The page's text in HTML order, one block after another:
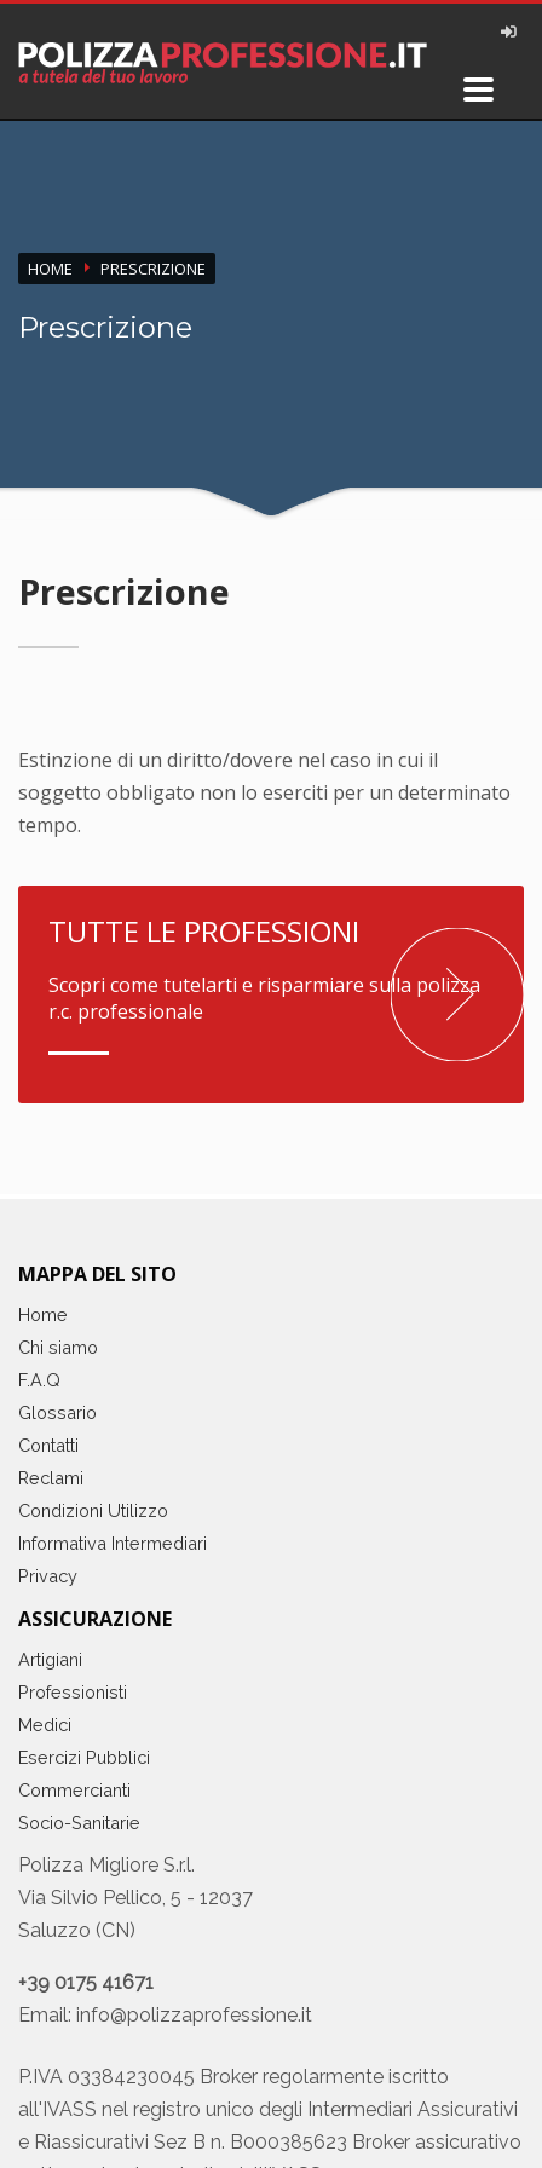
HOME PRESCRIZIONE
Prescrizione
Prescrizione
Estinzione di un diritto/dovere nel caso in cui il
soggetto obbligato non lo eserciti per un determinato
tempo.
TUTTE LE PROFESSIONI
Scopri come tutelarti e risparmiare sulla polizza
r.c. professionale
MAPPA DEL SITO
Home
Chi siamo
F.A.Q
Glossario
Contatti
Reclami
Condizioni Utilizzo
Informativa Intermediari
Privacy
ASSICURAZIONE
Artigiani
Professionisti
Medici
Esercizi Pubblici
Commercianti
Socio-Sanitarie
Polizza Migliore S.r.l.
Via Silvio Pellico, 5 - 12037
Saluzzo (CN)
+39 0175 41671
Email: info@polizzaprofessione.it
P.IVA 03384230045 Broker regolarmente iscritto
all'IVASS nel registro unico degli Intermediari Assicurativi
e Riassicurativi Sez B n. B000385623 Broker assicurativo